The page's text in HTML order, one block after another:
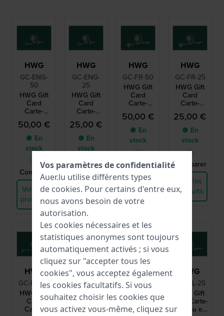
HWG
GC-ENG-
50
HWG Gift
Card
Carte-
cadeau en
langue
anglaise
d’une
valeur de
50,00 €
● En
stock
Comparer
Voir les
produits
HWG
GC-ENG-
25
HWG Gift
Card
Carte-
cadeau en
langue
anglaise
d’une
valeur de
25 €
25,00 €
● En
stock
Comparer
Voir les
produits
HWG
GC-FR-50
HWG Gift
Card
Carte-
cadeau en
langue
française
d’une
valeur de
50 €
50,00 €
● En
stock
Comparer
Voir les
produits
HWG
GC-FR-25
HWG Gift
Card
Carte-
cadeau en
langue
française
d’une
valeur de
25 €
25,00 €
● En
stock
Comparer
Voir les
produits
HWG
GC-DE-50
HWG Gift
Card
Carte-
HWG
GC-DE-25
HWG Gift
Card
Carte-
HWG
GC-NL-50
HWG Gift
Card Carte-
cadeau en
HWG
GC-NL-25
HWG Gift
Card Carte-
cadeau en
Vos paramètres de confidentialité
Auer.lu utilise différents types
de cookies. Pour certains d'entre eux,
nous avons besoin de votre
autorisation.
Les cookies nécessaires et les
statistiques anonymes sont toujours
automatiquement activés ; si vous
cliquez sur "accepter tous les
cookies", vous acceptez également
les cookies facultatifs. Si vous
souhaitez choisir les cookies que
vous activez vous-même, cliquez sur